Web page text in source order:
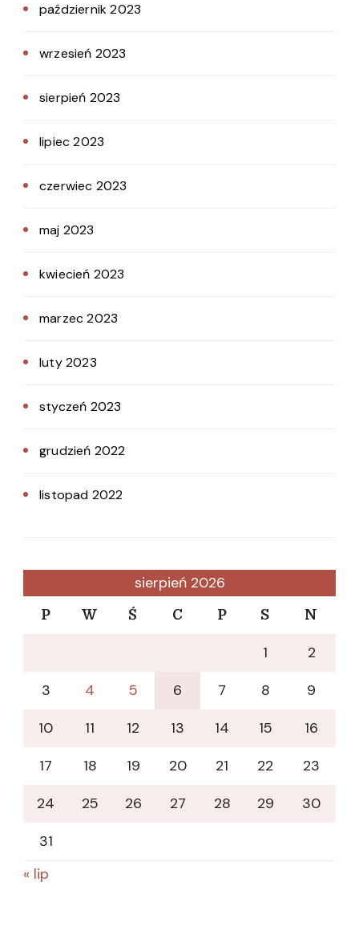
październik 2023
wrzesień 2023
sierpień 2023
lipiec 2023
czerwiec 2023
maj 2023
kwiecień 2023
marzec 2023
luty 2023
styczeń 2023
grudzień 2022
listopad 2022
sierpień 2026
P W Ś C P S N
1
2
3
4 5 6 7 8
9
10
11 12 13 14 15
16
17
18 19 20 21 22
23
24
25 26 27 28 29
30
31
« lip